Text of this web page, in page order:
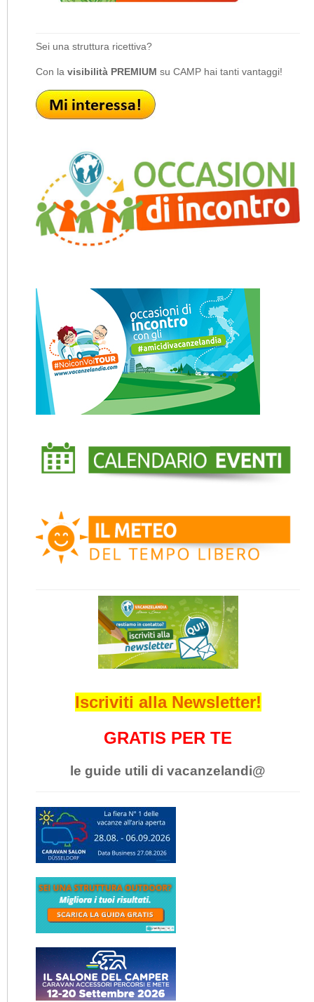
Sei una struttura ricettiva?
Con la visibilità PREMIUM su CAMP hai tanti vantaggi!
Iscriviti alla Newsletter!
GRATIS PER TE
le guide utili di vacanzelandi@